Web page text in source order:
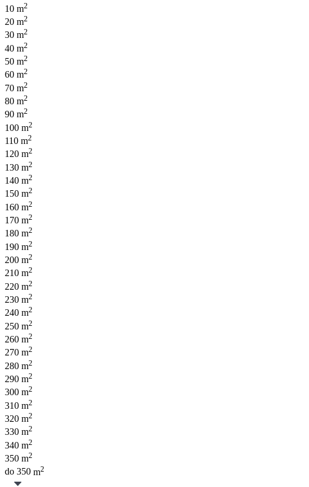
10 m2
20 m2
30 m2
40 m2
50 m2
60 m2
70 m2
80 m2
90 m2
100 m2
110 m2
120 m2
130 m2
140 m2
150 m2
160 m2
170 m2
180 m2
190 m2
200 m2
210 m2
220 m2
230 m2
240 m2
250 m2
260 m2
270 m2
280 m2
290 m2
300 m2
310 m2
320 m2
330 m2
340 m2
350 m2
do 350 m2